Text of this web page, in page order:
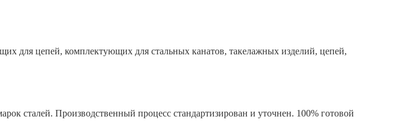
для цепей, комплектующих для стальных канатов, такелажных изделий, цепей,
сталей. Производственный процесс стандартизирован и уточнен. 100% готовой